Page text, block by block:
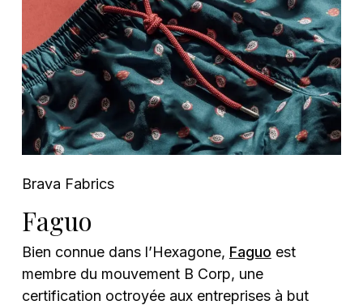
Brava Fabrics
Faguo
Bien connue dans l’Hexagone, Faguo est
membre du mouvement B Corp, une
certification octroyée aux entreprises à but